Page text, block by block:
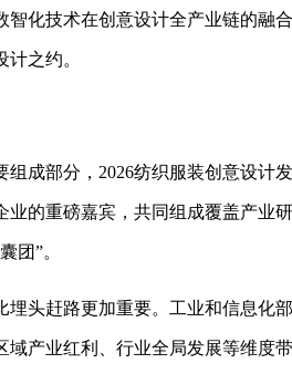
智化技术在创意设计全产业链的融
之约。
组成部分，2026纺织服装创意设计
业的重磅嘉宾，共同组成覆盖产业
团”。
埋头赶路更加重要。工业和信息化
产业红利、行业全局发展等维度